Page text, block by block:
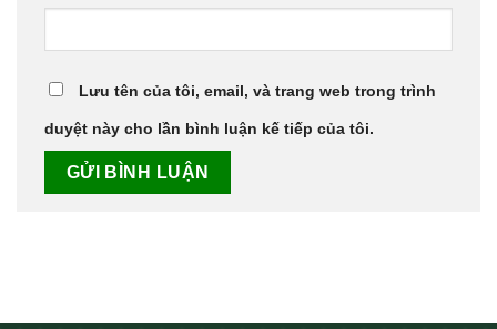
Lưu tên của tôi, email, và trang web trong trình
duyệt này cho lần bình luận kế tiếp của tôi.